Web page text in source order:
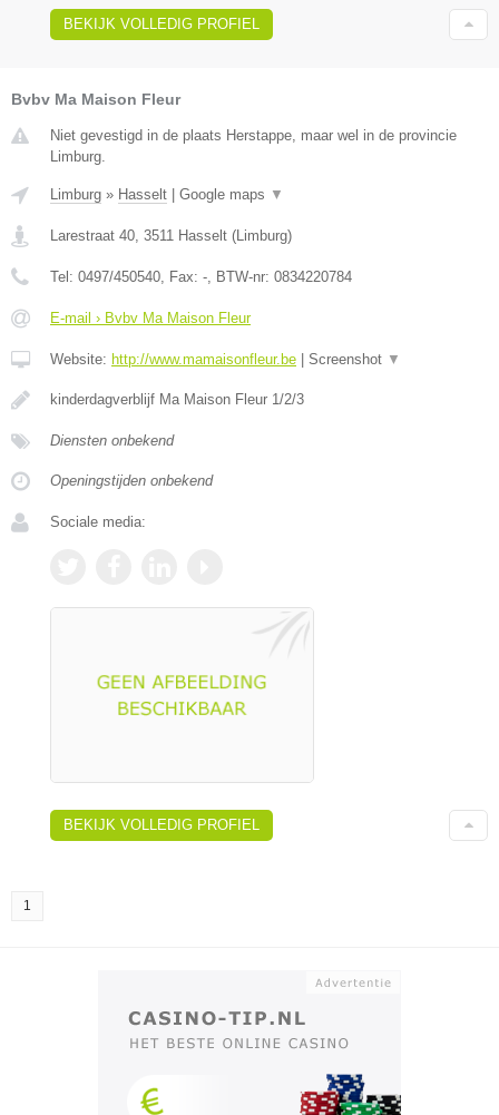
BEKIJK VOLLEDIG PROFIEL
Bvbv Ma Maison Fleur
Niet gevestigd in de plaats Herstappe, maar wel in de provincie
Limburg.
Limburg » Hasselt | Google maps ▼
Larestraat 40 3511 Hasselt (Limburg)
Tel: 0497/450540 , Fax: - , BTW-nr: 0834220784
E-mail › Bvbv Ma Maison Fleur
Website: http://www.mamaisonfleur.be | Screenshot ▼
kinderdagverblijf Ma Maison Fleur 1/2/3
Diensten onbekend
Openingstijden onbekend
Sociale media:
BEKIJK VOLLEDIG PROFIEL
1